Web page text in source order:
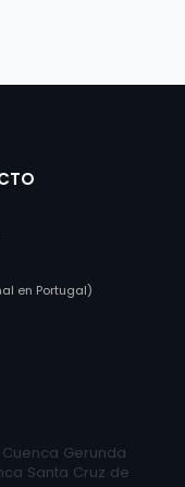
en Portugal)
Gerunda
Santa Cruz de